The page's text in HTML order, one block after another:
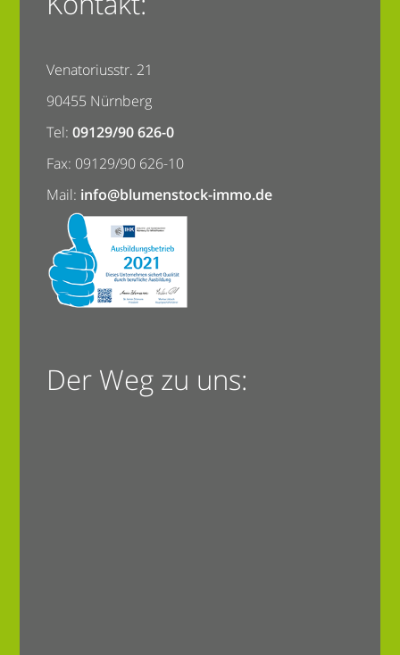
Venatoriusstr. 21
90455 Nürnberg
Tel:09129/90 626-0
Fax: 09129/90 626-10
Mail: info@blumenstock-immo.de
Der Weg zu uns: